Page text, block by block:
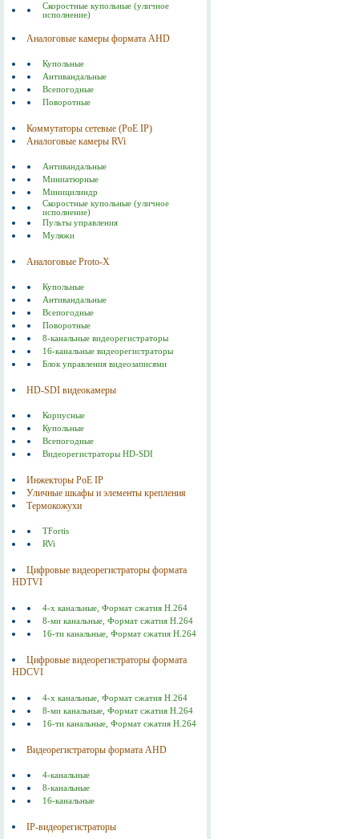
Скоростные купольные (уличное
исполнение)
Аналоговые камеры формата AHD
Купольные
Антивандальные
Всепогодные
Поворотные
Коммутаторы сетевые (РоЕ IP)
Аналоговые камеры RVi
Антивандальные
Миниатюрные
Миницилиндр
Скоростные купольные (уличное
исполнение)
Пульты управления
Муляжи
Аналоговые Proto-X
Купольные
Антивандальные
Всепогодные
Поворотные
8-канальные видеорегистраторы
16-канальные видеорегистраторы
Блок управления видеозаписями
HD-SDI видеокамеры
Корпусные
Купольные
Всепогодные
Видеорегистраторы HD-SDI
Инжекторы РоЕ IP
Уличные шкафы и элементы крепления
Термокожухи
TFortis
RVi
Цифровые видеорегистраторы формата
HDTVI
4-х канальные, Формат сжатия Н.264
8-ми канальные, Формат сжатия Н.264
16-ти канальные, Формат сжатия Н.264
Цифровые видеорегистраторы формата
HDCVI
4-х канальные, Формат сжатия Н.264
8-ми канальные, Формат сжатия Н.264
16-ти канальные, Формат сжатия Н.264
Видеорегистраторы формата AHD
4-канальные
8-канальные
16-канальные
IP-видеорегистраторы